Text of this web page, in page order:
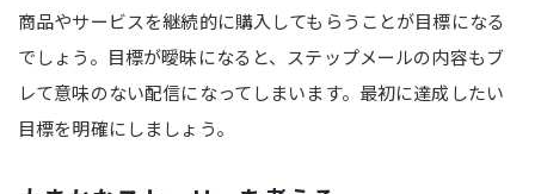
商品やサービスを継続的に購入してもらうことが目標になる
でしょう。目標が曖昧になると、ステップメールの内容もブ
レて意味のない配信になってしまいます。最初に達成したい
目標を明確にしましょう。